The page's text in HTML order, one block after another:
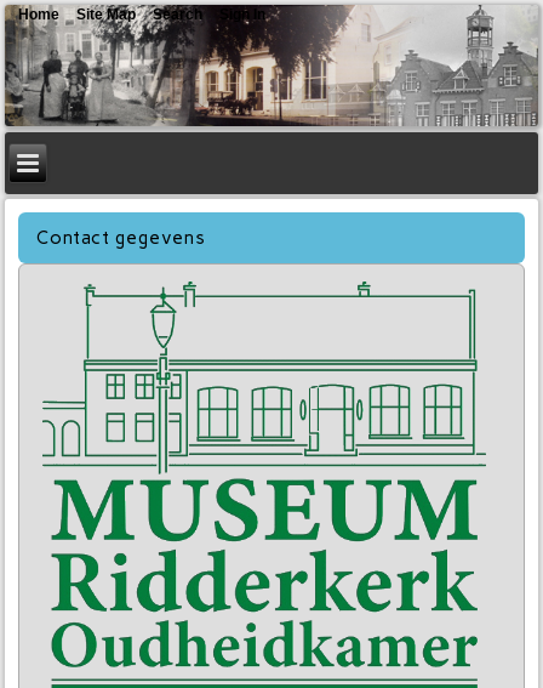
Contact gegevens
Home Site Map Search Sign In